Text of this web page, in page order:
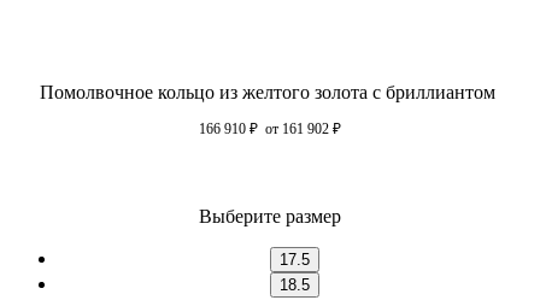
Помолвочное кольцо из желтого золота с бриллиантом
166 910 ₽ от 161 902 ₽
Выберите размер
17.5
18.5